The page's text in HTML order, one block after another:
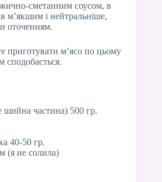
сметанним соусом, в
м’якшим і нейтральніше,
оточенням.
приготувати м’ясо по цьому
сподобається.
частина) 500 гр.
40-50 гр.
(я не солила)